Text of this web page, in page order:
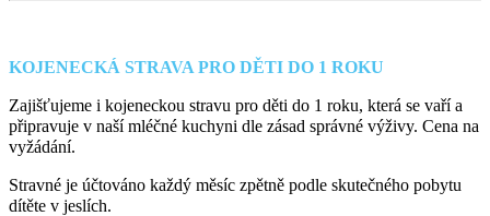
KOJENECKÁ STRAVA PRO DĚTI DO 1 ROKU
Zajišťujeme i kojeneckou stravu pro děti do 1 roku, která se vaří a
připravuje v naší mléčné kuchyni dle zásad správné výživy. Cena na
vyžádání.
Stravné je účtováno každý měsíc zpětně podle skutečného pobytu
dítěte v jeslích.